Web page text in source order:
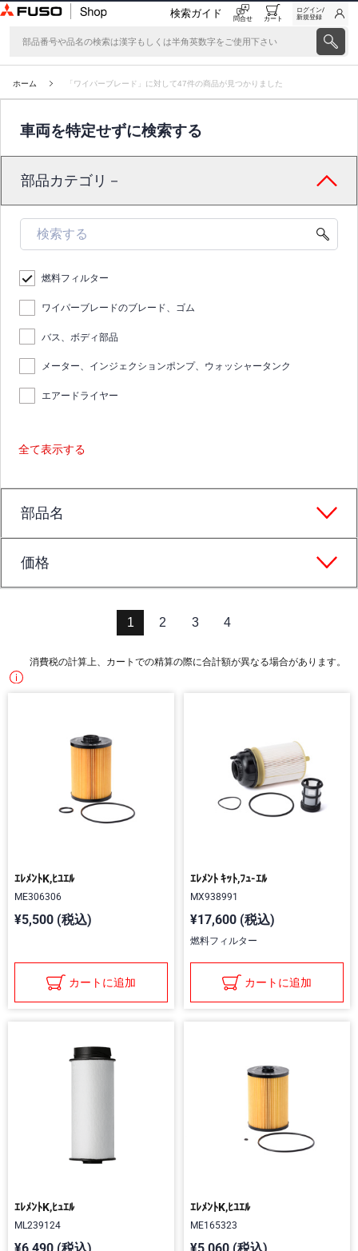
検索ガイド 問合せ カート
ログイン/
新規登録
ホーム 「ワイパーブレード」に対して47件の商品が見つかりました
車両を特定せずに検索する
部品カテゴリ－
燃料フィルター
ワイパーブレードのブレード、ゴム
バス、ボディ部品
メーター、インジェクションポンプ、ウォッシャータンク
エアードライヤー
全て表示する
部品名
価格
1 2 3 4
消費税の計算上、カートでの精算の際に合計額が異なる場合があります。
ｴﾚﾒﾝﾄK,ﾋﾕｴﾙ
ME306306
¥5,500 (税込)
カートに追加
ｴﾚﾒﾝﾄ ｷｯﾄ,ﾌｭ-ｴﾙ
MX938991
¥17,600 (税込)
燃料フィルター
カートに追加
ｴﾚﾒﾝﾄK,ﾋｭｴﾙ
ML239124
ｴﾚﾒﾝﾄK,ﾋﾕｴﾙ
ME165323